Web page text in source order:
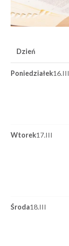
Dzień
Poniedziałek16.III
Wtorek17.III
Środa18.III